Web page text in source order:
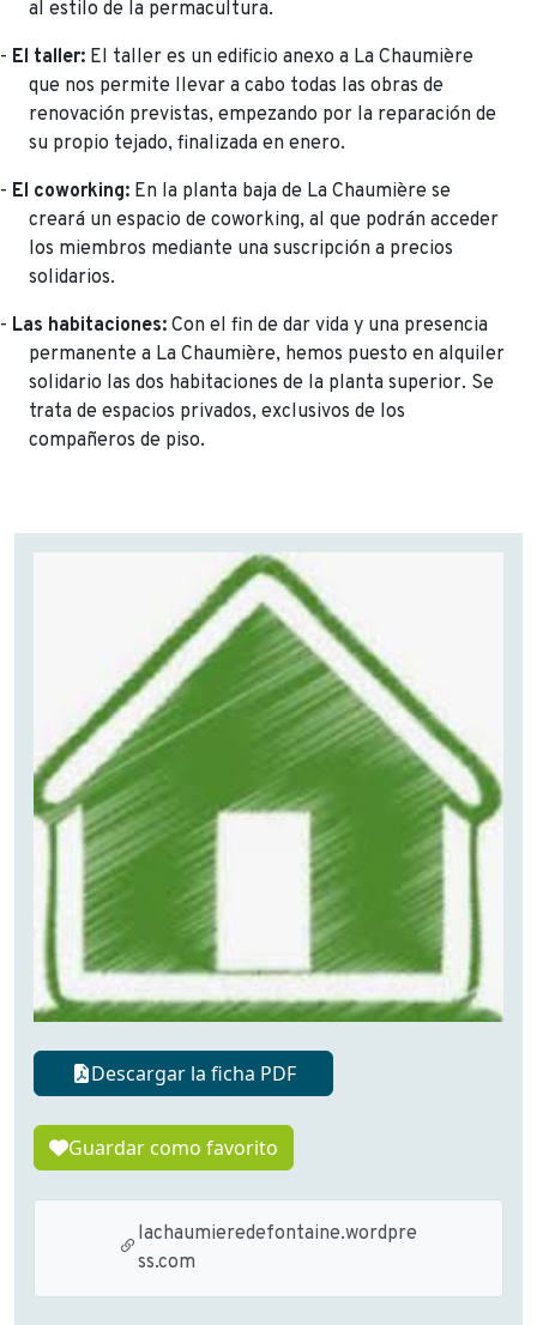
al estilo de la permacultura.
- El taller: El taller es un edificio anexo a La Chaumière
que nos permite llevar a cabo todas las obras de
renovación previstas, empezando por la reparación de
su propio tejado, finalizada en enero.
- El coworking: En la planta baja de La Chaumière se
creará un espacio de coworking, al que podrán acceder
los miembros mediante una suscripción a precios
solidarios.
- Las habitaciones: Con el fin de dar vida y una presencia
permanente a La Chaumière, hemos puesto en alquiler
solidario las dos habitaciones de la planta superior. Se
trata de espacios privados, exclusivos de los
compañeros de piso.
Descargar la ficha PDF
Guardar como favorito
lachaumieredefontaine.wordpre
ss.com